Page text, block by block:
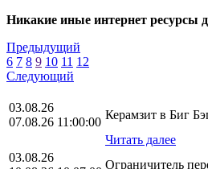
Никакие иные интернет ресурсы
Предыдущий
6 7 8 9 10 11 12
Следующий
03.08.26
07.08.26 11:00:00
Керамзит в Биг
Читать далее
03.08.26
Ограничитель